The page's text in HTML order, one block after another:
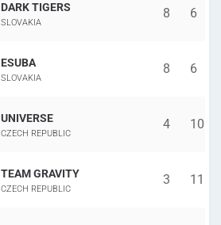
DARK TIGERS
SLOVAKIA
8 6
ESUBA
SLOVAKIA
8 6
UNIVERSE
CZECH REPUBLIC
4 10
TEAM GRAVITY
CZECH REPUBLIC
3 11